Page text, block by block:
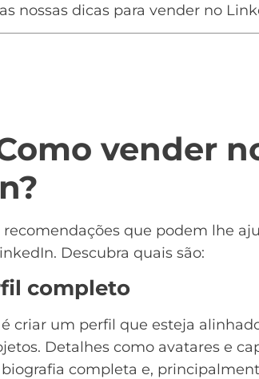
nossas dicas para vender no
vender
que podem lhe
Descubra quais são:
completo
criar um perfil que esteja
Detalhes como avatares e
completa e,